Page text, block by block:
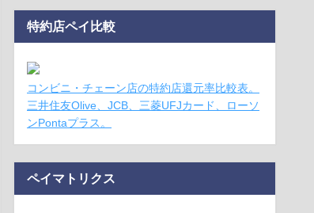
特約店ペイ比較
コンビニ・チェーン店の特約店還元率比較表。
三井住友Olive、JCB、三菱UFJカード、ローソ
ンPontaプラス。
ペイマトリクス